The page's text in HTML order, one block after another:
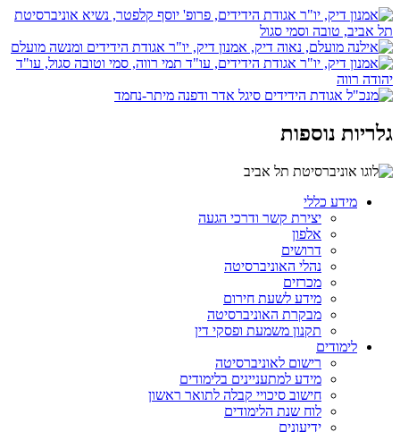
גלריות נוספות
מידע כללי
יצירת קשר ודרכי הגעה
אלפון
דרושים
נהלי האוניברסיטה
מכרזים
מידע לשעת חירום
מבקרת האוניברסיטה
תקנון משמעת ופסקי דין
לימודים
רישום לאוניברסיטה
מידע למתעניינים בלימודים
חישוב סיכויי קבלה לתואר ראשון
לוח שנת הלימודים
ידיעונים